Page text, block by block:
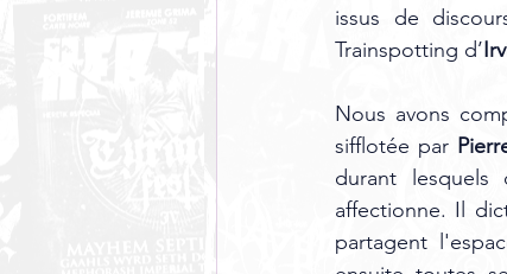
issus de
Trainspotting d’
Nous avons
sifflotée par
durant lesquels
affectionne. Il
partagent